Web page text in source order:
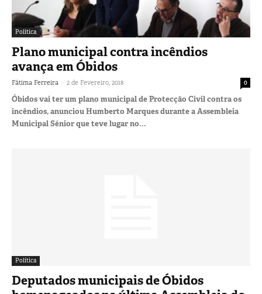
Política
Plano municipal contra incêndios
avança em Óbidos
Fátima Ferreira - 2 de Fevereiro, 2018 0
Óbidos vai ter um plano municipal de Protecção Civil contra os
incêndios, anunciou Humberto Marques durante a Assembleia
Municipal Sénior que teve lugar no...
Política
Deputados municipais de Óbidos